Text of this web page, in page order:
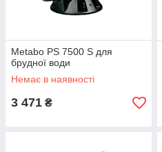
Metabo PS 7500 S для
брудної води
Немає в наявності
3 471 ₴